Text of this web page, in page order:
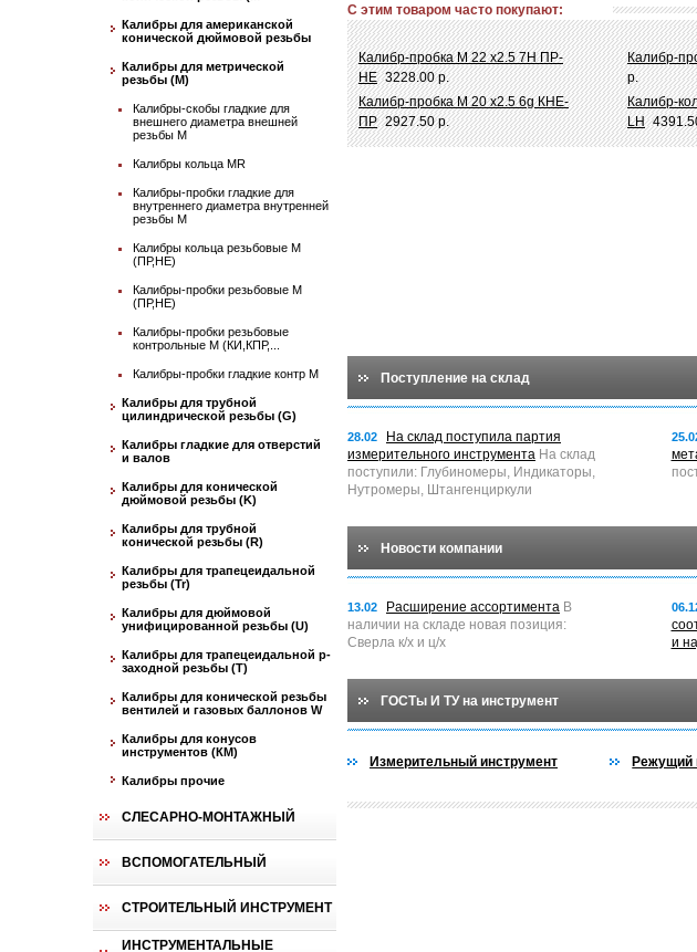
Калибры для американской
конической дюймовой резьбы
Калибры для метрической
резьбы (М)
Калибры-скобы гладкие для
внешнего диаметра внешней
резьбы М
Калибры кольца MR
Калибры-пробки гладкие для
внутреннего диаметра внутренней
резьбы М
Калибры кольца резьбовые М
(ПР,НЕ)
Калибры-пробки резьбовые М
(ПР,НЕ)
Калибры-пробки резьбовые
контрольные М (КИ,КПР,...
Калибры-пробки гладкие контр М
Калибры для трубной
цилиндрической резьбы (G)
Калибры гладкие для отверстий
и валов
Калибры для конической
дюймовой резьбы (K)
Калибры для трубной
конической резьбы (R)
Калибры для трапецеидальной
резьбы (Tr)
Калибры для дюймовой
унифицированной резьбы (U)
Калибры для трапецеидальной p-
заходной резьбы (T)
Калибры для конической резьбы
вентилей и газовых баллонов W
Калибры для конусов
инструментов (КМ)
Калибры прочие
СЛЕСАРНО-МОНТАЖНЫЙ
ВСПОМОГАТЕЛЬНЫЙ
СТРОИТЕЛЬНЫЙ ИНСТРУМЕНТ
ИНСТРУМЕНТАЛЬНЫЕ
С этим товаром часто покупают:
Калибр-пробка М 22 х2.5 7Н ПР-
НЕ 3228.00 р.
Калибр-
р.
Калибр-пробка М 20 х2.5 6g КНЕ-
ПР 2927.50 р.
Калибр-
LH
Поступление на склад
28.02
На склад поступила партия
измерительного инструмента На склад
поступили: Глубиномеры, Индикаторы,
Нутромеры, Штангенциркули
Новости компании
13.02 Расширение ассортимента В
наличии на складе новая позиция:
Сверла к/х и ц/х
и
ГОСТы И ТУ на инструмент
Измерительный инструмент Режущий